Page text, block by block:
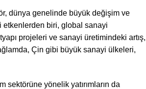
dünya genelinde büyük değişim ve
etkenlerden biri, global sanayi
projeleri ve sanayi üretimindeki artış,
Çin gibi büyük sanayi ülkeleri,
sektörüne yönelik yatırımların da